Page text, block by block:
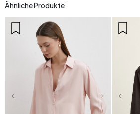
Ähnliche Produkte